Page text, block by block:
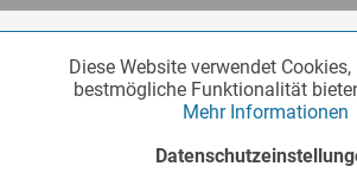
und ggf. Nachnahmegebühren, wenn nicht
Unser Webshop richtet sich an Unternehmer,
andere gewerbliche Kunden im Sinne des § 14
für weitere Informationen.
Funktionale
Diese Website verwendet
bestmögliche Funktionalität
Mehr Informationen